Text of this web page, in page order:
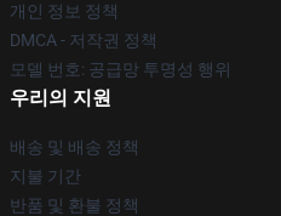
개인 정보 정책
DMCA - 저작권 정책
모델 번호: 공급망 투명성 행위
우리의 지원
배송 및 배송 정책
지불 기간
반품 및 환불 정책